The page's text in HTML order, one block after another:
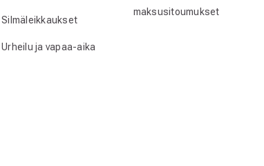
Silmäleikkaukset
Urheilu ja vapaa-aika
maksusitoumukset